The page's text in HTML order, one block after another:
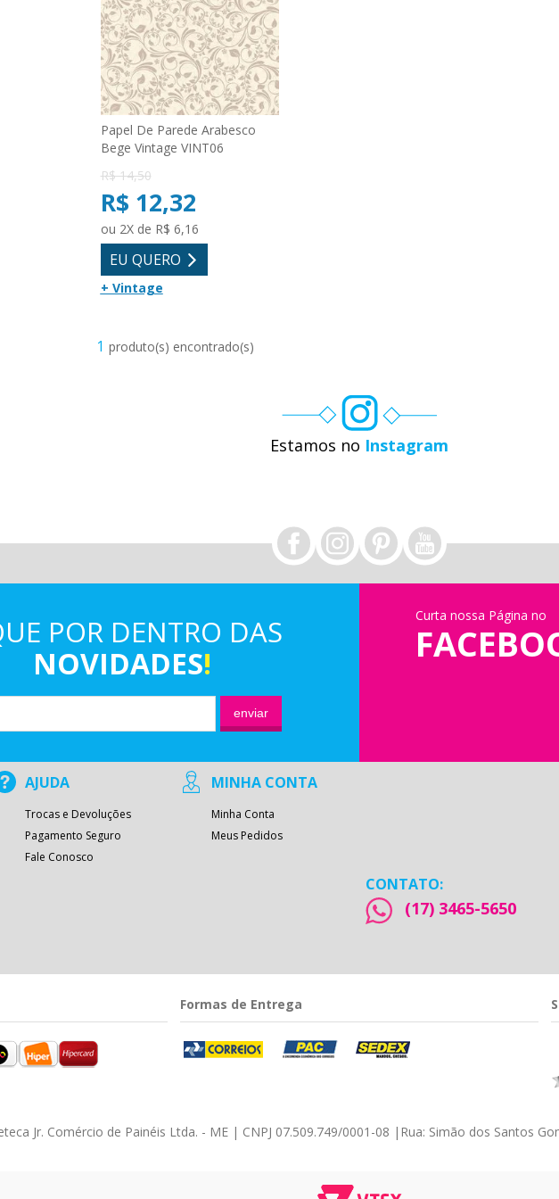
Papel De Parede Arabesco
Bege Vintage VINT06
R$ 14,50
R$ 12,32
ou 2X de R$ 6,16
EU QUERO
+ Vintage
1
Estamos no Instagram
POR DENTRO DAS
NOVIDADES!
enviar
AJUDA
Trocas e Devoluções
Pagamento Seguro
Fale Conosco
MINHA CONTA
Minha Conta
Meus Pedidos
Curta nossa Página no
CONTATO:
(17) 3465-5650
Formas de Entrega
Jr. Comércio de Painéis Ltda. - ME | CNPJ 07.509.749/0001-08 | Rua: Simão dos Santos